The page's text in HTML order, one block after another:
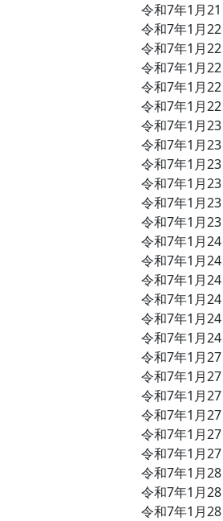
令和7年1月
令和7年1月
令和7年1月
令和7年1月
令和7年1月
令和7年1月
令和7年1月
令和7年1月
令和7年1月
令和7年1月
令和7年1月
令和7年1月
令和7年1月
令和7年1月
令和7年1月
令和7年1月
令和7年1月
令和7年1月
令和7年1月
令和7年1月
令和7年1月
令和7年1月
令和7年1月
令和7年1月
令和7年1月
令和7年1月
令和7年1月